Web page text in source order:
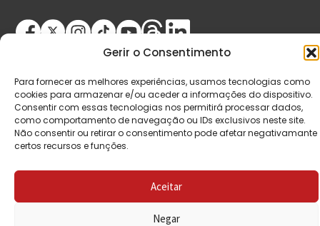
Gerir o Consentimento
Para fornecer as melhores experiências, usamos tecnologias como
cookies para armazenar e/ou aceder a informações do dispositivo.
Consentir com essas tecnologias nos permitirá processar dados,
como comportamento de navegação ou IDs exclusivos neste site.
Não consentir ou retirar o consentimento pode afetar negativamante
certos recursos e funções.
Aceitar
Negar
© Copyright 2026 Saída de Emergência. Todos os
direitos reservados.